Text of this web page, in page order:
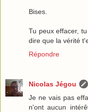
Bises.
Tu peux effacer,
dire que la vérité
Répondre
Nicolas Jégou
Je ne vais pas
n'ont aucun